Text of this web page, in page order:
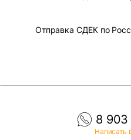
Отправка СДЕК по
8 903
Написать